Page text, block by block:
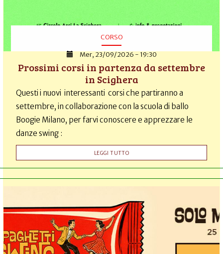
CORSO
Mer, 23/09/2026 - 19:30
Prossimi corsi in partenza da settembre
in Scighera
Questi i nuovi interessanti corsi che partiranno a
settembre, in collaborazione con la scuola di ballo
Boogie Milano, per farvi conoscere e apprezzare le
danze swing :
LEGGI TUTTO